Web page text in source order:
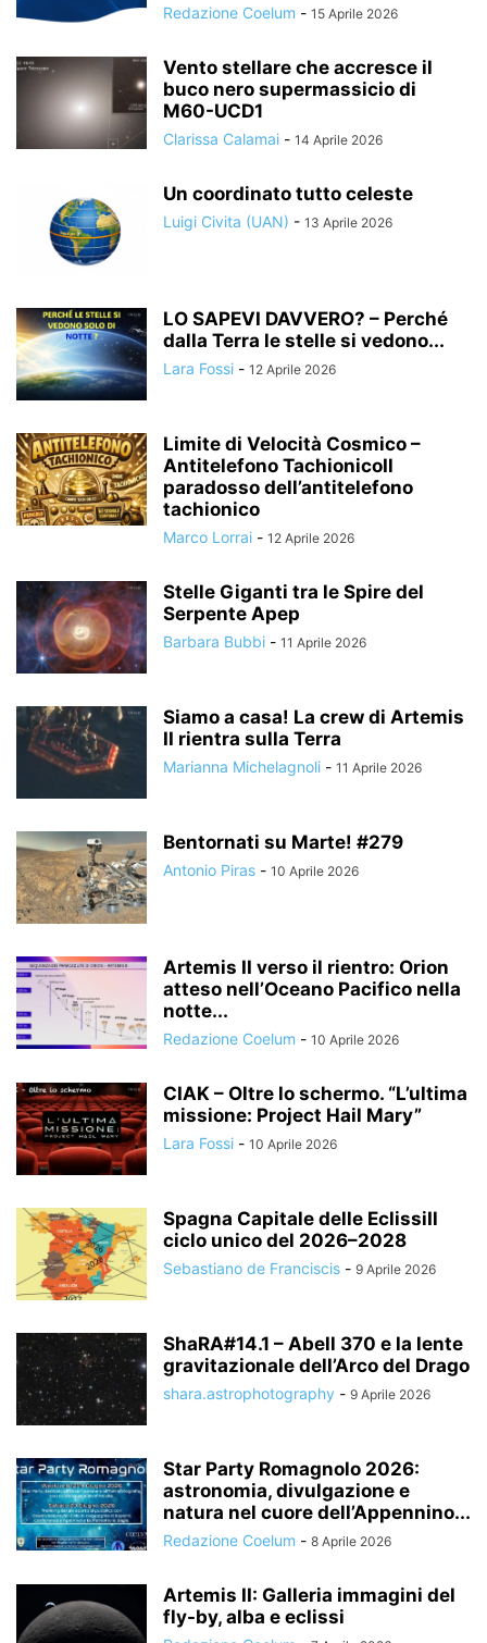
Redazione Coelum - 15 Aprile 2026
Vento stellare che accresce il
buco nero supermassicio di
M60-UCD1
Clarissa Calamai - 14 Aprile 2026
Un coordinato tutto celeste
Luigi Civita (UAN) - 13 Aprile 2026
LO SAPEVI DAVVERO? – Perché
dalla Terra le stelle si vedono...
Lara Fossi - 12 Aprile 2026
Limite di Velocità Cosmico –
Antitelefono TachionicoIl
paradosso dell’antitelefono
tachionico
Marco Lorrai - 12 Aprile 2026
Stelle Giganti tra le Spire del
Serpente Apep
Barbara Bubbi - 11 Aprile 2026
Siamo a casa! La crew di Artemis
II rientra sulla Terra
Marianna Michelagnoli - 11 Aprile 2026
Bentornati su Marte! #279
Antonio Piras - 10 Aprile 2026
Artemis II verso il rientro: Orion
atteso nell’Oceano Pacifico nella
notte...
Redazione Coelum - 10 Aprile 2026
CIAK – Oltre lo schermo. “L’ultima
missione: Project Hail Mary”
Lara Fossi - 10 Aprile 2026
Spagna Capitale delle EclissiIl
ciclo unico del 2026–2028
Sebastiano de Franciscis - 9 Aprile 2026
ShaRA#14.1 – Abell 370 e la lente
gravitazionale dell’Arco del Drago
shara.astrophotography - 9 Aprile 2026
Star Party Romagnolo 2026:
astronomia, divulgazione e
natura nel cuore dell’Appennino...
Redazione Coelum - 8 Aprile 2026
Artemis II: Galleria immagini del
fly-by, alba e eclissi